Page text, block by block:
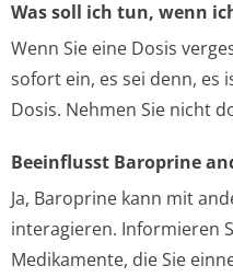
Was soll ich tun, wenn
Wenn Sie eine Dosis
sofort ein, es sei denn, es
Dosis. Nehmen Sie nicht
Beeinflusst Baroprine
Ja, Baroprine kann mit
interagieren. Informieren
Medikamente, die Sie